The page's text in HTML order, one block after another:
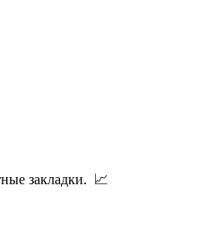
закладки. 📈